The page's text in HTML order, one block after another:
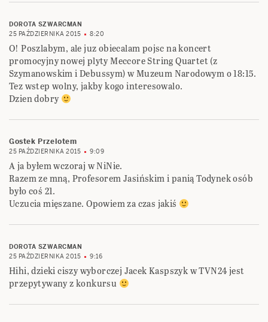
DOROTA SZWARCMAN
25 PAŹDZIERNIKA 2015
8:20
O! Poszlabym, ale juz obiecalam pojsc na koncert
promocyjny nowej plyty Meccore String Quartet (z
Szymanowskim i Debussym) w Muzeum Narodowym o 18:15.
Tez wstep wolny, jakby kogo interesowalo.
Dzien dobry
Gostek Przelotem
25 PAŹDZIERNIKA 2015 9:09
A ja byłem wczoraj w NiNie.
Razem ze mną, Profesorem Jasińskim i panią Todynek osób
było coś 21.
Uczucia mięszane. Opowiem za czas jakiś
DOROTA SZWARCMAN
25 PAŹDZIERNIKA 2015
9:16
Hihi, dzieki ciszy wyborczej Jacek Kaspszyk w TVN24 jest
przepytywany z konkursu